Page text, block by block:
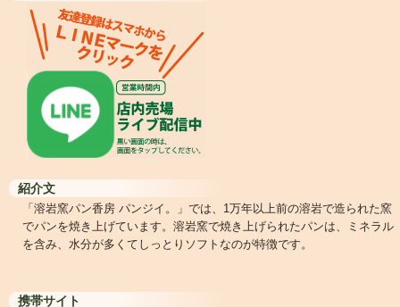
紹介文
「溶岩窯パン香房 パンジイ。」では、1万年以上前の溶岩で造られた窯
でパンを焼き上げています。溶岩窯で焼き上げられたパンは、ミネラル
を含み、水分が多くてしっとりソフトなのが特徴です。
携帯サイト